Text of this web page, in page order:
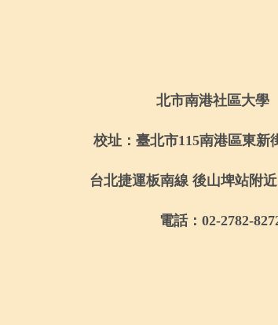
北市南港社區大學
校址：臺北市115南港區東新
台北捷運板南線 後山埤站附
電話： 02-2782-